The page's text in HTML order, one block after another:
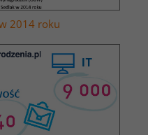
2014 roku